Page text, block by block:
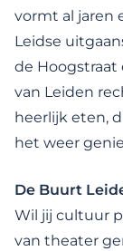
vormt al jaren
Leidse
de Hoogstraat
van Leiden
heerlijk eten,
het weer
De Buurt
Wil jij cultuur
van theater